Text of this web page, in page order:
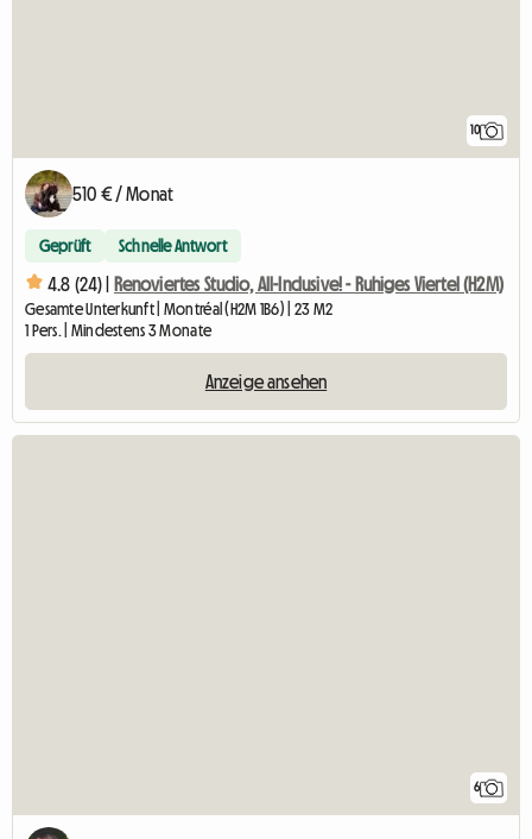
10
510 € / Monat
Geprüft Schnelle Antwort
4.8 (24) | Renoviertes Studio, All-Inclusive! - Ruhiges Viertel (H2M)
Gesamte Unterkunft | Montréal (H2M 1B6) | 23 M2
1 Pers. | Mindestens 3 Monate
Anzeige ansehen
6